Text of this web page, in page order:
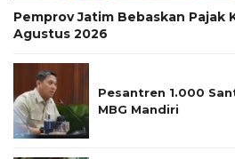
Pemprov Jatim Bebaskan Pajak
Agustus 2026
Pesantren 1.000
MBG Mandiri